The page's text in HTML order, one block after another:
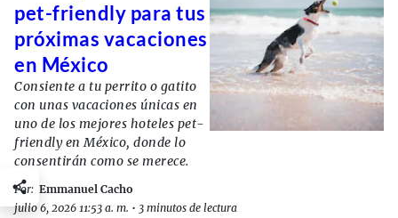
pet-friendly para tus
próximas vacaciones
en México
Consiente a tu perrito o gatito
con unas vacaciones únicas en
uno de los mejores hoteles pet-
friendly en México, donde lo
consentirán como se merece.
Por: Emmanuel Cacho
julio 6, 2026 11:53 a. m. • 3 minutos de lectura